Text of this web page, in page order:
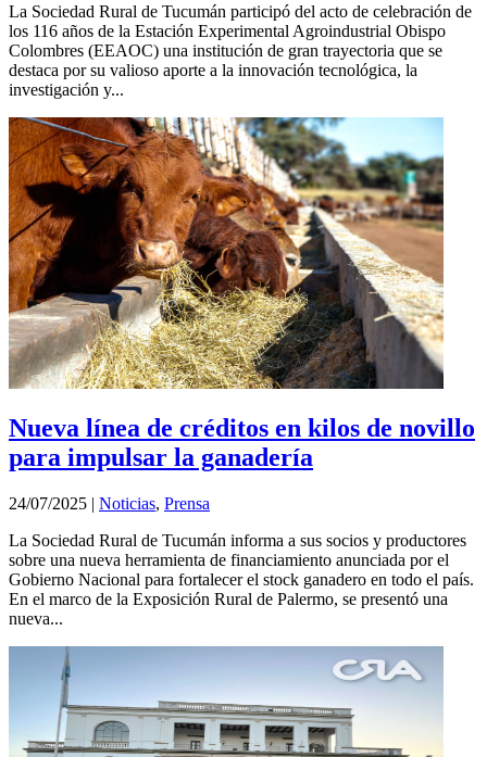
La Sociedad Rural de Tucumán participó del acto de celebración de
los 116 años de la Estación Experimental Agroindustrial Obispo
Colombres (EEAOC) una institución de gran trayectoria que se
destaca por su valioso aporte a la innovación tecnológica, la
investigación y...
Nueva línea de créditos en kilos de novillo
para impulsar la ganadería
24/07/2025 | Noticias, Prensa
La Sociedad Rural de Tucumán informa a sus socios y productores
sobre una nueva herramienta de financiamiento anunciada por el
Gobierno Nacional para fortalecer el stock ganadero en todo el país.
En el marco de la Exposición Rural de Palermo, se presentó una
nueva...